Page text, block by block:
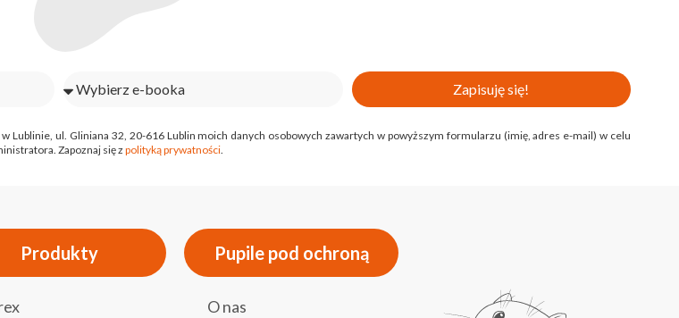
Lublinie, ul. Gliniana 32, 20-616 Lublin moich danych osobowych zawartych w powyższym formularzu (imię, adres e-mail) w celu
Zapoznaj się z polityką prywatności
Zapisuję się!
Produkty Pupile pod ochroną
O nas